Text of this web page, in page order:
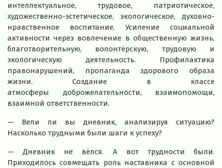
интеллектуальное, трудовое, патриотическое,
художественно-эстетическое, экологическое, духовно-
нравственное воспитание. Усиление социальной
активности через вовлечение в общественную жизнь,
благотворительную, волонтёрскую, трудовую и
экологическую деятельность. Профилактика
правонарушений, пропаганда здорового образа
жизни. Создание в классе
атмосферы доброжелательности, взаимопомощи,
взаимной ответственности.
— Вели ли вы дневник, анализируя ситуацию?
Насколько трудными были шаги к успеху?
— Дневник не вёлся. А вот трудности были.
Приходилось совмещать роль наставника с основной